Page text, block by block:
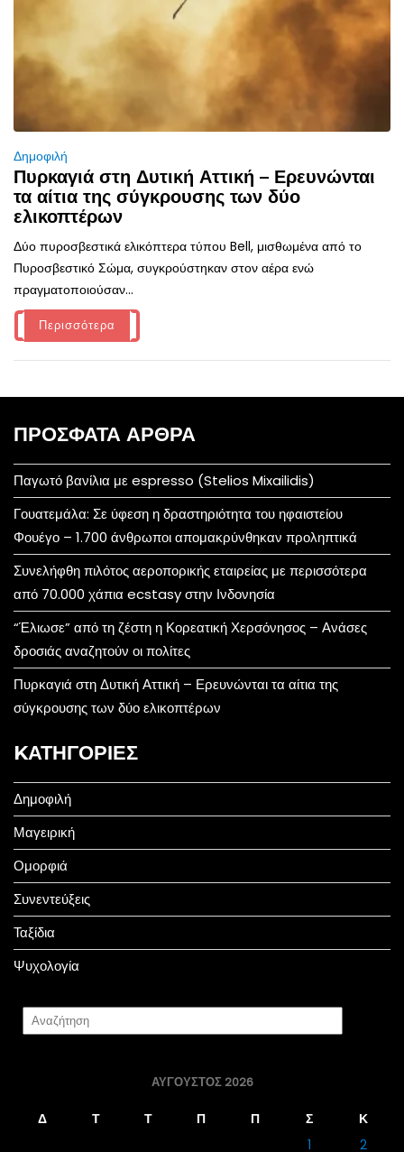
Δημοφιλή
Πυρκαγιά στη Δυτική Αττική – Ερευνώνται
τα αίτια της σύγκρουσης των δύο
ελικοπτέρων
Δύο πυροσβεστικά ελικόπτερα τύπου Bell, μισθωμένα από το
Πυροσβεστικό Σώμα, συγκρούστηκαν στον αέρα ενώ
πραγματοποιούσαν...
Περισσότερα
ΠΡΌΣΦΑΤΑ ΆΡΘΡΑ
Παγωτό βανίλια με espresso (Stelios Mixailidis)
Γουατεμάλα: Σε ύφεση η δραστηριότητα του ηφαιστείου
Φουέγο – 1.700 άνθρωποι απομακρύνθηκαν προληπτικά
Συνελήφθη πιλότος αεροπορικής εταιρείας με περισσότερα
από 70.000 χάπια ecstasy στην Ινδονησία
“Έλιωσε” από τη ζέστη η Κορεατική Χερσόνησος – Ανάσες
δροσιάς αναζητούν οι πολίτες
Πυρκαγιά στη Δυτική Αττική – Ερευνώνται τα αίτια της
σύγκρουσης των δύο ελικοπτέρων
KΑΤΗΓΟΡΊΕΣ
Δημοφιλή
Μαγειρική
Ομορφιά
Συνεντεύξεις
Ταξίδια
Ψυχολογία
ΑΎΓΟΥΣΤΟΣ 2026
Δ Τ Τ Π Π Σ
Κ
1
2